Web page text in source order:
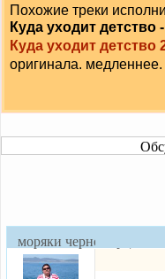
Похожие треки
Куда уходит детство
Куда уходит детство
оригинала. медленнее.
моряки черноморцы